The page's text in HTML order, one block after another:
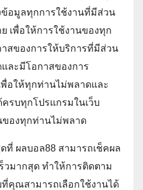
ข้อมูลทุกการใช้งานที่มีส่วน
เพื่อให้การใช้งานของทุก
สของการให้บริการที่มีส่วน
ละมีโอกาสของการ
พื่อให้ทุกท่านไม่พลาดและ
รบทุกโปรแกรมในเว็บ
ของทุกท่านไม่พลาด
ที่ ผลบอล88 สามารถเช็คผล
วมากสุด ทำให้การติดตาม
คุณสามารถเลือกใช้งานได้